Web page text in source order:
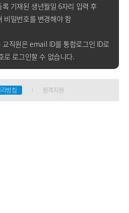
기재된 생년월일 6자리 입력 후
비밀번호를 변경해야 함
교직원은 email ID를 통합로그인 ID로
로 로그인할 수 없습니다.
방침 원격지원